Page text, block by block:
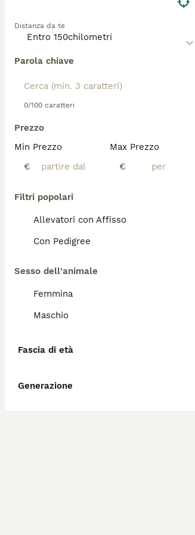
Distanza da te
Parola chiave
0/100 caratteri
Prezzo
Min Prezzo
€
Max Prezzo
€
Filtri popolari
Allevatori con Affisso
Con Pedigree
Sesso dell'animale
Femmina
Maschio
Fascia di età
Generazione